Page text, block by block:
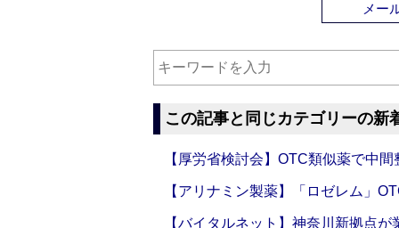
メー
この記事と同じカテゴリーの新
【厚労省検討会】OTC類似薬で中
【アリナミン製薬】「ロゼレム」
【バイタルネット】神奈川新拠点